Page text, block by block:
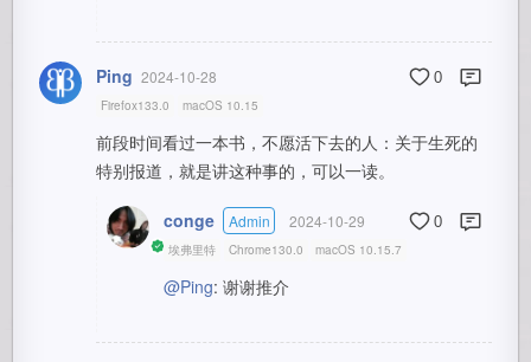
Ping 2024-10-28 0
Firefox133.0 macOS 10.15
前段时间看过一本书，不愿活下去的人：关于生死的
特别报道，就是讲这种事的，可以一读。
conge Admin 2024-10-29 0
埃弗里特 Chrome130.0 macOS 10.15.7
@Ping: 谢谢推介